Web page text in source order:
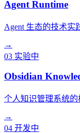
Agent Runtime
Agent 生态的技术实
→
03 实验中
Obsidian
个人知识管理系统
→
04 开发中